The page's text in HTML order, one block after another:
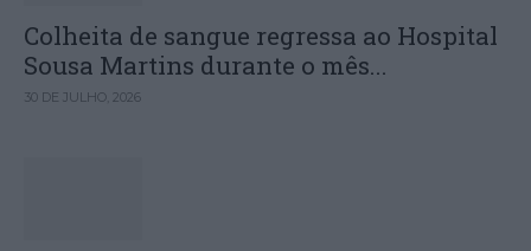
Colheita de sangue regressa ao Hospital
Sousa Martins durante o mês...
30 DE JULHO, 2026